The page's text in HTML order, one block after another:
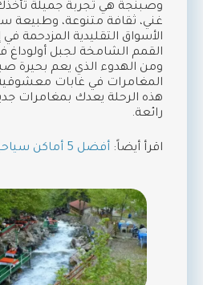
وصبنجة هي تجربة جميلة تأخذك
غني، ثقافة متنوعة، وطبيعة
الأسواق التقليدية المزدحمة
القمم الشامخة لجبل أولوداغ
ومن الهدوء الذي يعم بحيرة
المغامرات في غابات
هذه الرحلة يعدك بمغامرات
رائعة.
اقرأ أيضاً: أفضل 5 أماكن سياحية في بورصا